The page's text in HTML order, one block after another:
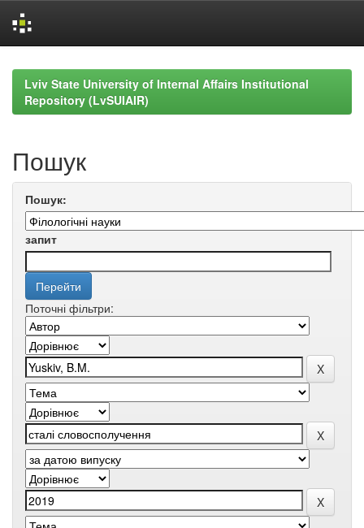
navigationLviv State University of Internal Affairs Institutional
Repository (LvSUIAIR)
Пошук
Пошук:
запит
Поточні фільтри: